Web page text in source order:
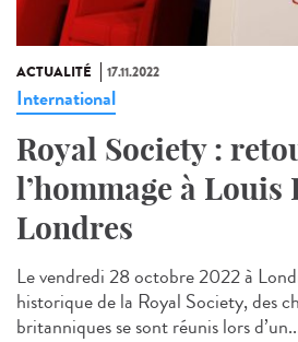
ACTUALITÉ 17.11.2022
International
Royal Society :
l’hommage à Louis
Londres
Le vendredi 28 octobre 2022 à
historique de la Royal Society, des
britanniques se sont réunis lors